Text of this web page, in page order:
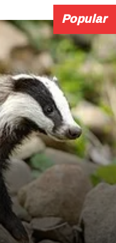
Popular